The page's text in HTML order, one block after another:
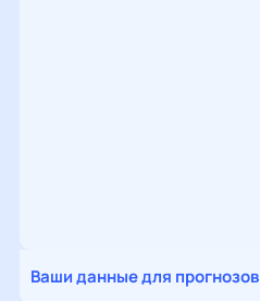
Ваши данные для прогнозов